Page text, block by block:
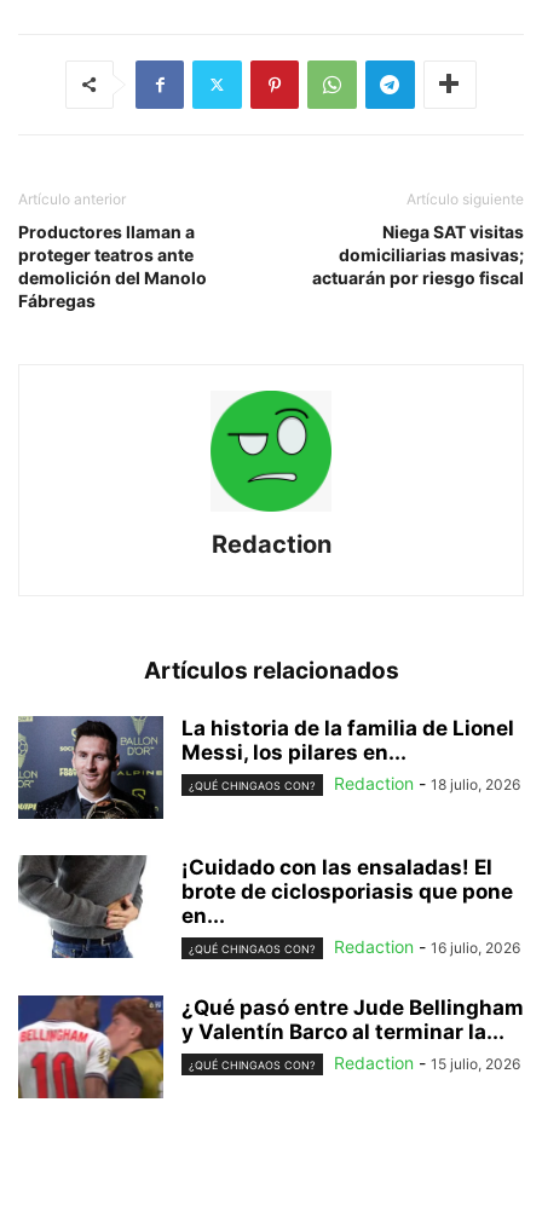
Artículo anterior
Productores llaman a
proteger teatros ante
demolición del Manolo
Fábregas
Artículo siguiente
Niega SAT visitas
domiciliarias masivas;
actuarán por riesgo fiscal
Redaction
Artículos relacionados
La historia de la familia de Lionel
Messi, los pilares en...
¿QUÉ CHINGAOS CON? Redaction - 18 julio, 2026
¡Cuidado con las ensaladas! El
brote de ciclosporiasis que pone
en...
¿QUÉ CHINGAOS CON? Redaction - 16 julio, 2026
¿Qué pasó entre Jude Bellingham
y Valentín Barco al terminar la...
¿QUÉ CHINGAOS CON? Redaction - 15 julio, 2026